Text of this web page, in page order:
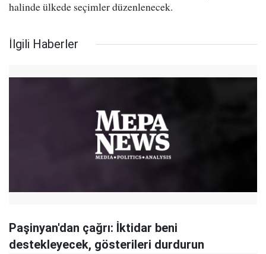
halinde ülkede seçimler düzenlenecek.
İlgili Haberler
Paşinyan'dan çağrı: İktidar beni
destekleyecek, gösterileri durdurun